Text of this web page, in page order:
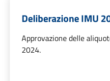
Deliberazione IMU
Approvazione delle
2024.